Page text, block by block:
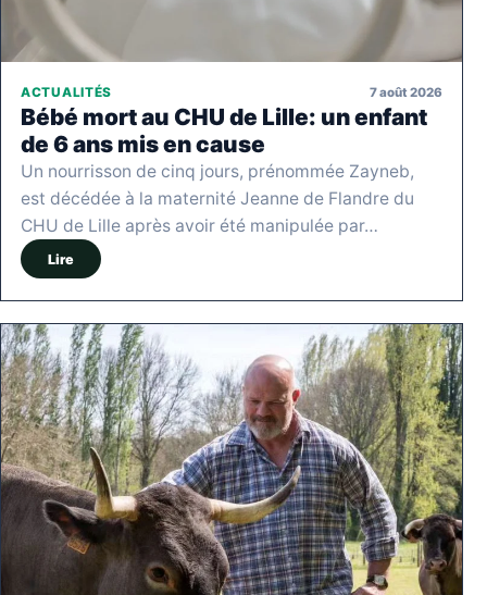
ACTUALITÉS 7 août 2026
Bébé mort au CHU de Lille: un enfant
de 6 ans mis en cause
Un nourrisson de cinq jours, prénommée Zayneb,
est décédée à la maternité Jeanne de Flandre du
CHU de Lille après avoir été manipulée par…
Lire